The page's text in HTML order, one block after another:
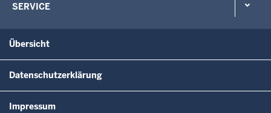
SERVICE
Übersicht
Datenschutzerklärung
Impressum